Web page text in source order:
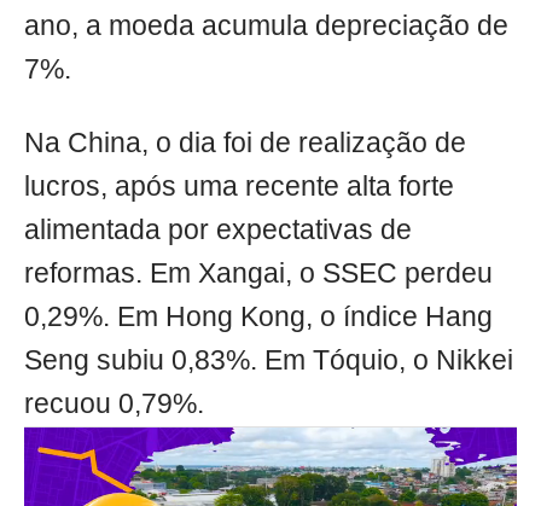
ano, a moeda acumula depreciação de
7%.
Na China, o dia foi de realização de
lucros, após uma recente alta forte
alimentada por expectativas de
reformas. Em Xangai, o SSEC perdeu
0,29%. Em Hong Kong, o índice Hang
Seng subiu 0,83%. Em Tóquio, o Nikkei
recuou 0,79%.